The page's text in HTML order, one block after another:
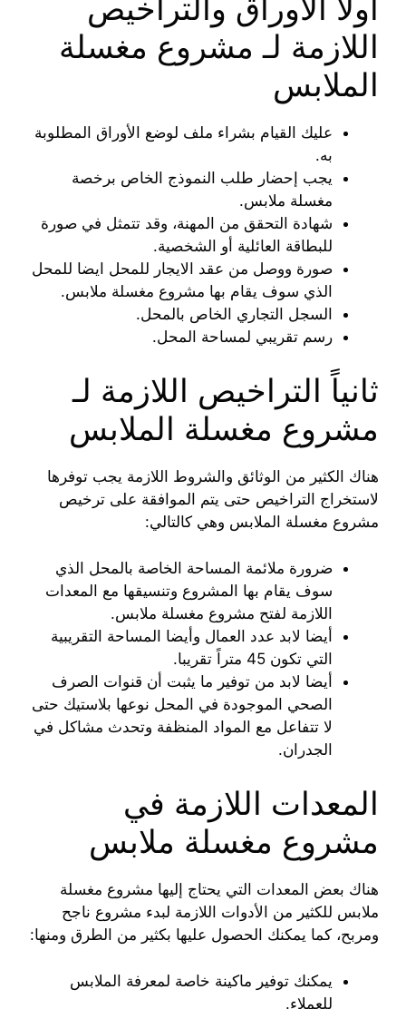
أولا الأوراق والتراخيص
اللازمة لـ مشروع مغسلة
الملابس
عليك القيام بشراء ملف لوضع الأوراق المطلوبة
به.
يجب إحضار طلب النموذج الخاص برخصة
مغسلة ملابس.
شهادة التحقق من المهنة، وقد تتمثل في صورة
للبطاقة العائلية أو الشخصية.
صورة ووصل من عقد الايجار للمحل ايضا للمحل
الذي سوف يقام بها مشروع مغسلة ملابس.
السجل التجاري الخاص بالمحل.
رسم تقريبي لمساحة المحل.
ثانياً التراخيص اللازمة لـ
مشروع مغسلة الملابس
هناك الكثير من الوثائق والشروط اللازمة يجب توفرها
لاستخراج التراخيص حتى يتم الموافقة على ترخيص
مشروع مغسلة الملابس وهي كالتالي:
ضرورة ملائمة المساحة الخاصة بالمحل الذي
سوف يقام بها المشروع وتنسيقها مع المعدات
اللازمة لفتح مشروع مغسلة ملابس.
أيضا لابد عدد العمال وأيضا المساحة التقريبية
التي تكون 45 متراً تقريبا.
أيضا لابد من توفير ما يثبت أن قنوات الصرف
الصحي الموجودة في المحل نوعها بلاستيك حتى
لا تتفاعل مع المواد المنظفة وتحدث مشاكل في
الجدران.
المعدات اللازمة في
مشروع مغسلة ملابس
هناك بعض المعدات التي يحتاج إليها مشروع مغسلة
ملابس للكثير من الأدوات اللازمة لبدء مشروع ناجح
ومربح، كما يمكنك الحصول عليها بكثير من الطرق ومنها:
يمكنك توفير ماكينة خاصة لمعرفة الملابس
للعملاء.